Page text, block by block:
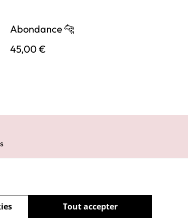
Abondance 🐆
45,00 €
Tout accepter